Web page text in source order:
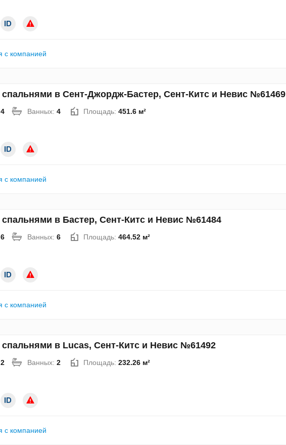
с компанией
спальнями в Сент-Джордж-Бастер, Сент-Китс и Невис №61469
4 Ванных: 4 Площадь: 451.6 м²
с компанией
спальнями в Бастер, Сент-Китс и Невис №61484
6 Ванных: 6 Площадь: 464.52 м²
с компанией
спальнями в Lucas, Сент-Китс и Невис №61492
2 Ванных: 2 Площадь: 232.26 м²
с компанией